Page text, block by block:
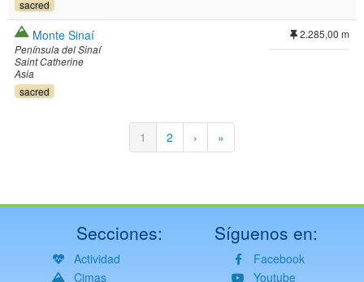
sacred
Monte Sinaí
Península del Sinaí
Saint Catherine
Asia
sacred
2.285,00 m
Página
actual
1 Página
2
Siguiente
página
›
Última
página
»
Secciones:
Actividad
Cimas
Síguenos en:
Facebook
Youtube